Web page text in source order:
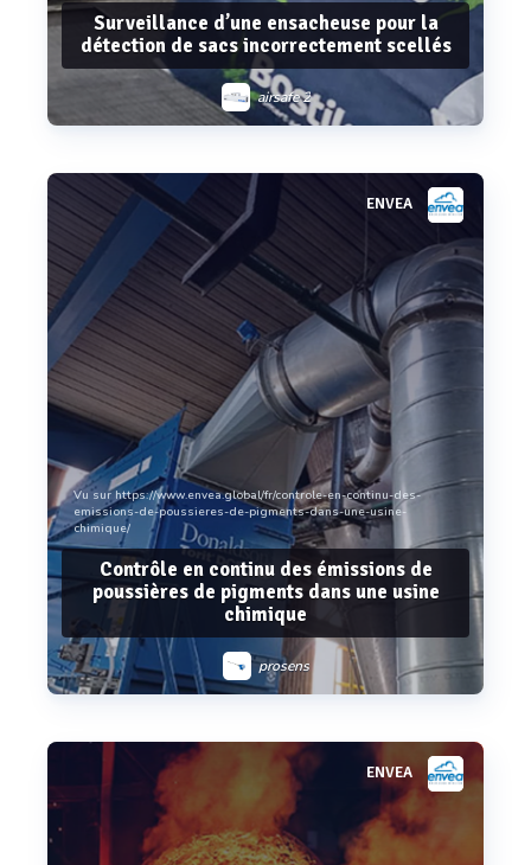
Surveillance d’une ensacheuse pour la
détection de sacs incorrectement scellés
airsafe 2
Voir plus ENVEA
Vu sur https://www.envea.global/fr/controle-en-continu-des-
emissions-de-poussieres-de-pigments-dans-une-usine-
chimique/
Contrôle en continu des émissions de
poussières de pigments dans une usine
chimique
prosens
Voir plus ENVEA